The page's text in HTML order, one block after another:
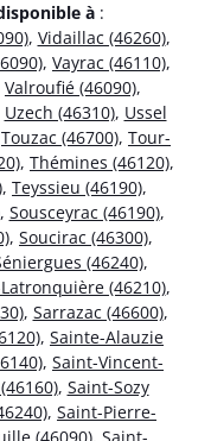
à :
, Vidaillac (46260),
, Vayrac (46110),
Valroufié (46090),
Uzech (46310), Ussel
Touzac (46700), Tour-
, Thémines (46120),
, Teyssieu (46190),
, Sousceyrac (46190),
, Soucirac (46300),
(46240),
(46210),
, Sarrazac (46600),
, Sainte-Alauzie
, Saint-Vincent-
, Saint-Sozy
, Saint-Pierre-